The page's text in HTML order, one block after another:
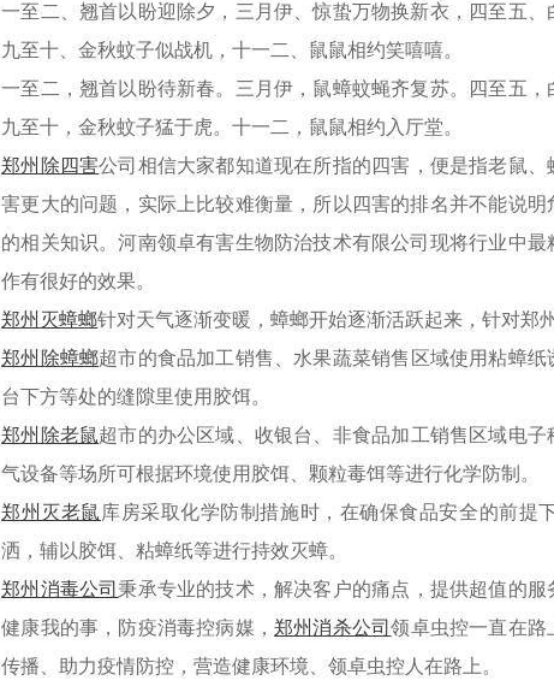
一至二、翘首以盼迎除夕，三月伊、惊蛰万物换新衣，四至五
九至十、金秋蚊子似战机，十一二、鼠鼠相约笑嘻嘻。
一至二，翘首以盼待新春。三月伊，鼠蟑蚊蝇齐复苏。四至五，
九至十，金秋蚊子猛于虎。十一二，鼠鼠相约入厅堂。
郑州除四害公司相信大家都知道现在所指的四害，便是指老鼠
害更大的问题，实际上比较难衡量，所以四害的排名并不能说
的相关知识。河南领卓有害生物防治技术有限公司现将行业中
作有很好的效果。
郑州灭蟑螂针对天气逐渐变暖，蟑螂开始逐渐活跃起来，针对郑
郑州除蟑螂超市的食品加工销售、水果蔬菜销售区域使用粘蟑
台下方等处的缝隙里使用胶饵。
郑州除老鼠超市的办公区域、收银台、非食品加工销售区域电
气设备等场所可根据环境使用胶饵、颗粒毒饵等进行化学防制。
郑州灭老鼠 库房采取化学防制措施时，在确保食品安全的前提
洒，辅以胶饵、粘蟑纸等进行持效灭蟑。
郑州 消毒公司 秉承专业的技术，解决客户的痛点，提供超值的
健康我的事，防疫消毒控病媒，郑州消杀公司领卓虫控一直在路
传播、助力疫情防控，营造健康环境、领卓虫控人在路上。